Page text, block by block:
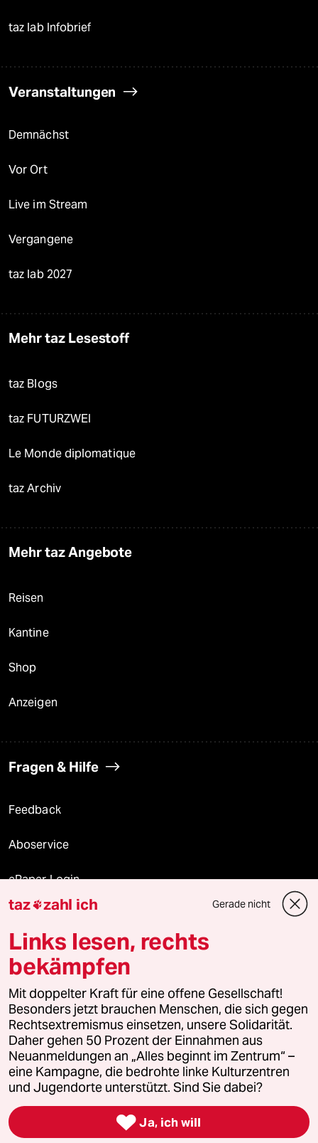
taz lab Infobrief
Veranstaltungen
Demnächst
Vor Ort
Live im Stream
Vergangene
taz lab 2027
Mehr taz Lesestoff
taz Blogs
taz FUTURZWEI
Le Monde diplomatique
taz Archiv
Mehr taz Angebote
Reisen
Kantine
Shop
Anzeigen
Fragen & Hilfe
Feedback
Aboservice
ePaper Login
Downloads für Abonnierende
© 2026 taz Verlags und Vertriebs GmbH
Alle Rechte vorbehalten. Bei rechtlichen Fragen oder für Genehmigungen
wenden Sie sich bitte an
lizenzen@taz.de
Feedback Redaktionsstatut Kommune-Richtlinien
Leitlinie Informant Datenschutz Impressum AGB
Seitenwende Einwilligungen widerrufen (Ads)
taz zahl ich Gerade nicht
Links lesen, rechts
bekämpfen
Mit doppelter Kraft für eine offene Gesellschaft!
Besonders jetzt brauchen Menschen, die sich gegen
Rechtsextremismus einsetzen, unsere Solidarität.
Daher gehen 50 Prozent der Einnahmen aus
Neuanmeldungen an „Alles beginnt im Zentrum“ –
eine Kampagne, die bedrohte linke Kulturzentren
und Jugendorte unterstützt. Sind Sie dabei?
 Ja, ich will